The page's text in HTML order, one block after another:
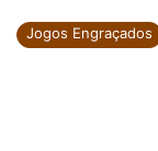
Jogos Engraçados